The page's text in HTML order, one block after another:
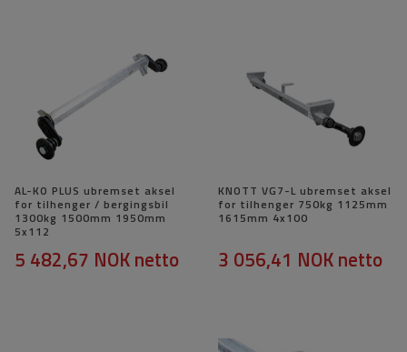
AL-KO PLUS ubremset aksel
for tilhenger / bergingsbil
1300kg 1500mm 1950mm
5x112
5 482,67 NOKnetto
KNOTT VG7-L ubremset aksel
for tilhenger 750kg 1125mm
1615mm 4x100
3 056,41 NOKnetto